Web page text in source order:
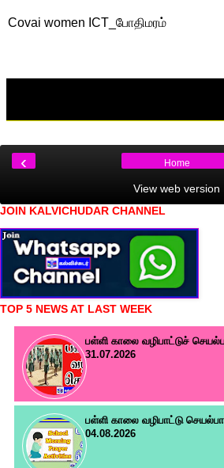
Covai women ICT_போதிமரம்
‹ Home
View web version
JOIN KALVICHUDAR CHANNEL
TOP 5 NEWS AT LAST WEEK
பள்ளி காலை வழிபாட்டுச்
31.07.2026
பள்ளி காலை வழிபாட்டு
04.08.2026